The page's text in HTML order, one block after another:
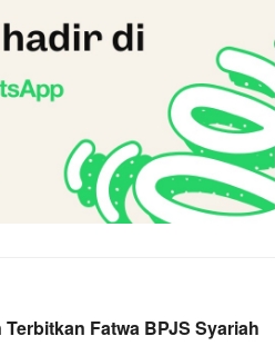
Terbitkan Fatwa BPJS Syariah